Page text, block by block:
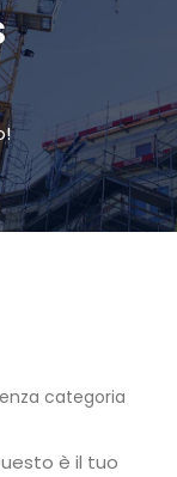
categoria
è il tuo